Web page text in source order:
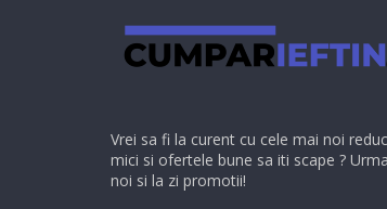
Vrei sa fi la curent cu cele mai noi
mici si ofertele bune sa iti scape ?
noi si la zi promotii!